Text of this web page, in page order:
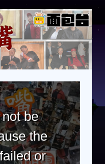
be
the
or